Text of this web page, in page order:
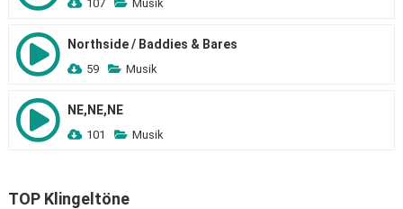
107 Musik
Northside / Baddies & Bares
59 Musik
NE,NE,NE
101 Musik
TOP Klingeltöne